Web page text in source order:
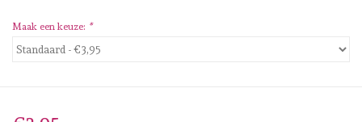
Lint
Maak een keuze: *